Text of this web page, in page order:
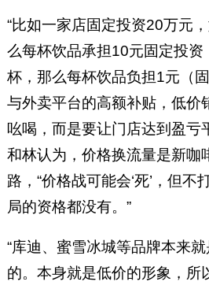
“比如一家店固定投资20万元
么每杯饮品承担10元固定投
杯，那么每杯饮品负担1元（
与外卖平台的高额补贴，低价
吆喝，而是要让门店达到盈亏
和林认为，价格换流量是新咖
路，“价格战可能会‘死’，但不
局的资格都没有。”
“库迪、蜜雪冰城等品牌本来
的。本身就是低价的形象，所